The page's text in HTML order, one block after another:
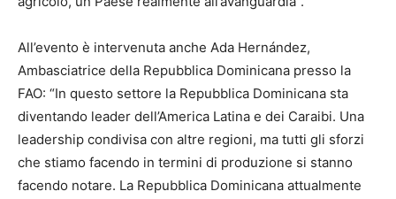
All’evento è intervenuta anche Ada Hernández,
Ambasciatrice della Repubblica Dominicana presso la
FAO: “In questo settore la Repubblica Dominicana sta
diventando leader dell’America Latina e dei Caraibi. Una
leadership condivisa con altre regioni, ma tutti gli sforzi
che stiamo facendo in termini di produzione si stanno
facendo notare. La Repubblica Dominicana attualmente